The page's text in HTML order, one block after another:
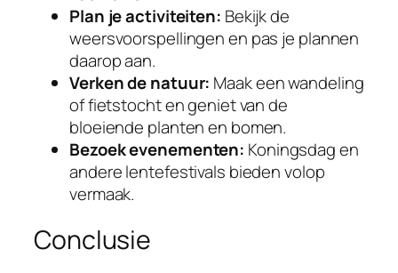
Plan je activiteiten: Bekijk de
weersvoorspellingen en pas je plannen
daarop aan.
Verken de natuur: Maak een wandeling
of fietstocht en geniet van de
bloeiende planten en bomen.
Bezoek evenementen: Koningsdag en
andere lentefestivals bieden volop
vermaak.
Conclusie